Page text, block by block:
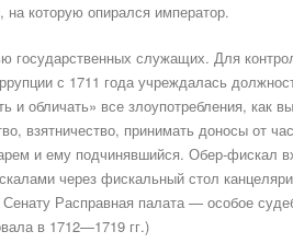
на которую опирался император.
государственных служащих. Для
с 1711 года учреждалась
и обличать» все злоупотребления, как
взятничество, принимать доносы от
и ему подчинявшийся. Обер-фискал
через фискальный стол
Расправная палата — особое
в 1712—1719 гг.)